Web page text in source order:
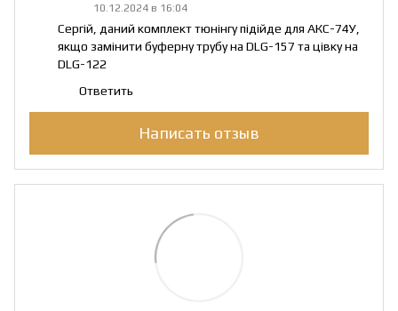
10.12.2024 в 16:04
Сергій, даний комплект тюнінгу підійде для АКC-74У,
якщо замінити буферну трубу на DLG-157 та цівку на
DLG-122
Ответить
Написать отзыв